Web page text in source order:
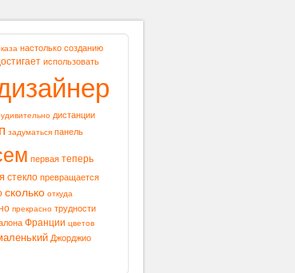
настолько созданию
использовать
удивительно дистанции
задуматься панель
первая теперь
стекло превращается
сколько откуда
прекрасно трудности
Франции цветов
Джорджио